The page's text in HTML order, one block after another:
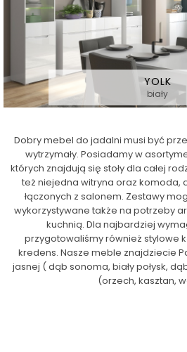
YOLK
biały
Dobry mebel do jadalni musi być
wytrzymały. Posiadamy w
których znajdują się stoły dla całej
też niejedna witryna oraz komoda,
łączonych z salonem. Zestawy
wykorzystywane także na potrzeby
kuchnią. Dla najbardziej
przygotowaliśmy również stylowe
kredens. Nasze meble znajdziecie
jasnej ( dąb sonoma, biały połysk,
(orzech, kasztan,